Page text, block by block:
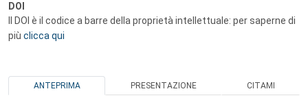
DOI
Il DOI è il codice a barre della proprietà intellettuale: per saperne di
più clicca qui
ANTEPRIMA PRESENTAZIONE CITAMI